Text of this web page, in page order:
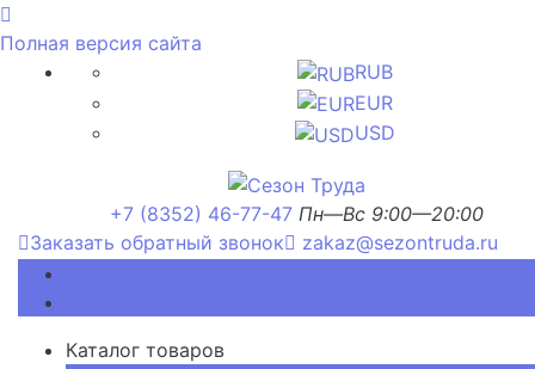
Полная версия сайта
RUB
EUR
USD
+7 (8352) 46-77-47 Пн—Вс 9:00—20:00
Заказать обратный звонок
zakaz@sezontruda.ru
Каталог товаров